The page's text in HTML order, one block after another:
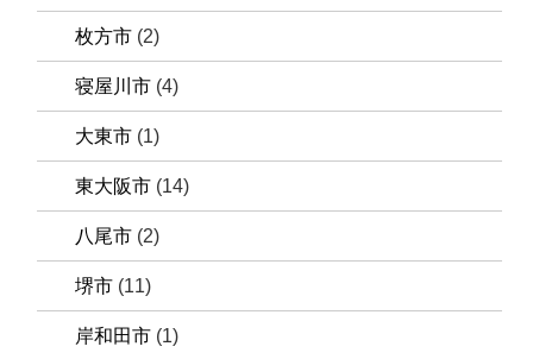
枚方市 (2)
寝屋川市 (4)
大東市 (1)
東大阪市 (14)
八尾市 (2)
堺市 (11)
岸和田市 (1)